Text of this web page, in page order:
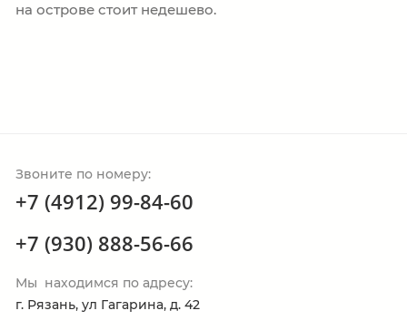
на острове стоит недешево.
Звоните по номеру:
+7 (4912) 99-84-60
+7 (930) 888-56-66
Мы находимся по адресу:
г. Рязань, ул Гагарина, д. 42